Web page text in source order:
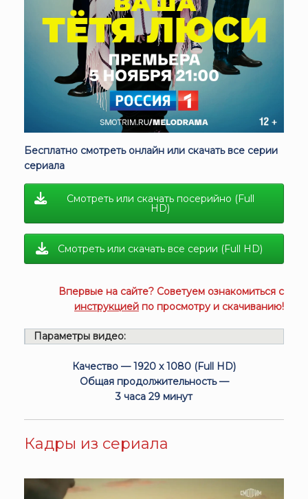
Бесплатно смотреть онлайн или скачать все серии
сериала
Смотреть или скачать посерийно (Full
HD)
Смотреть или скачать все серии (Full HD)
Впервые на сайте? Советуем ознакомиться с
инструкцией по просмотру и скачиванию!
Параметры видео:
Качество — 1920 x 1080 (Full HD)
Общая продолжительность —
3 часа 29 минут
Кадры из сериала